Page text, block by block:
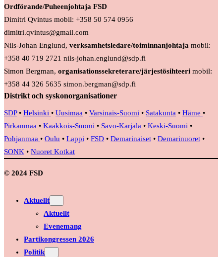
Ordförande/Puheenjohtaja FSD
Dimitri Qvintus mobil: +358 50 574 0956
dimitri.qvintus@gmail.com
Nils-Johan Englund, verksamhetsledare/toiminnanjohtaja mobil:
+358 40 719 2721 nils-johan.englund@sdp.fi
Simon Bergman, organisationssekreterare/järjestösihteeri mobil:
+358 44 326 5635 simon.bergman@sdp.fi
Distrikt och syskonorganisationer
SDP• Helsinki • Uusimaa • Varsinais-Suomi • Satakunta • Häme •
Pirkanmaa • Kaakkois-Suomi • Savo-Karjala • Keski-Suomi •
Pohjanmaa • Oulu • Lappi • FSD • Demarinaiset • Demarinuoret •
SONK • Nuoret Kotkat
© 2024 FSD
Aktuellt
Aktuellt
Evenemang
Partikongressen 2026
Politik